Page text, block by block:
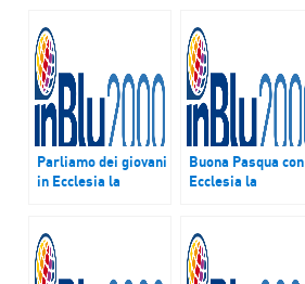
Parliamo dei giovani
in Ecclesia la
Buona Pasqua con
Ecclesia la